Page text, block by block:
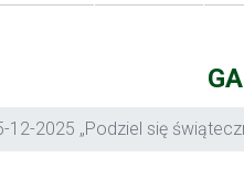
12-2025 „Podziel się